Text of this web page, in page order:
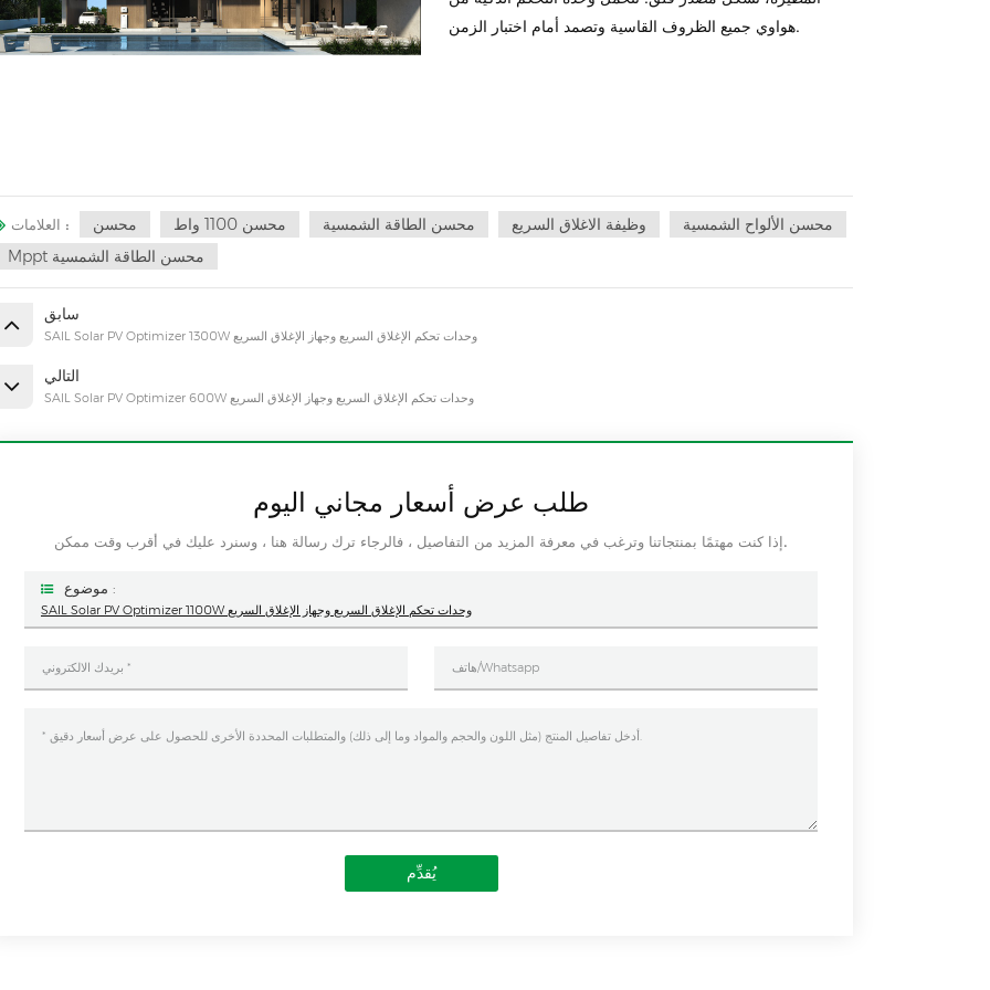
هواوي جميع الظروف القاسية وتصمد أمام اختبار الزمن.
العلامات : محسن محسن 1100 واط محسن الطاقة الشمسية وظيفة الاغلاق السريع
محسن الألواح الشمسية
Mppt محسن الطاقة الشمسية
سابق
SAIL Solar PV Optimizer 1300W وحدات تحكم الإغلاق السريع وجهاز الإغلاق السريع
التالي
SAIL Solar PV Optimizer 600W وحدات تحكم الإغلاق السريع وجهاز الإغلاق السريع
طلب عرض أسعار مجاني اليوم
إذا كنت مهتمًا بمنتجاتنا وترغب في معرفة المزيد من التفاصيل ، فالرجاء ترك رسالة هنا ، وسنرد عليك في أقرب وقت ممكن.
موضوع :
SAIL Solar PV Optimizer 1100W وحدات تحكم الإغلاق السريع وجهاز الإغلاق السريع
يُقدِّم